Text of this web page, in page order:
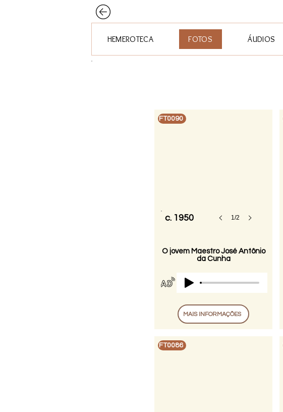
HEMEROTECA FOTOS ÁUDIOS
FT0090
c. 1950 1/2
O jovem Maestro José Antônio
da Cunha
MAIS INFORMAÇÕES
FT0086